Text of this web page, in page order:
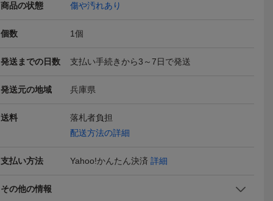
時物
セル画
物 背景
説巨神
篇 富野喜幸
円
現状品 劣化あり 当時物
背景 3
商品の状態 傷や汚れあり
個数 1個
発送までの日数 支払い手続きから3～7日で発送
発送元の地域 兵庫県
送料
落札者負担
配送方法の詳細
支払い方法 Yahoo!かんたん決済 詳細
その他の情報